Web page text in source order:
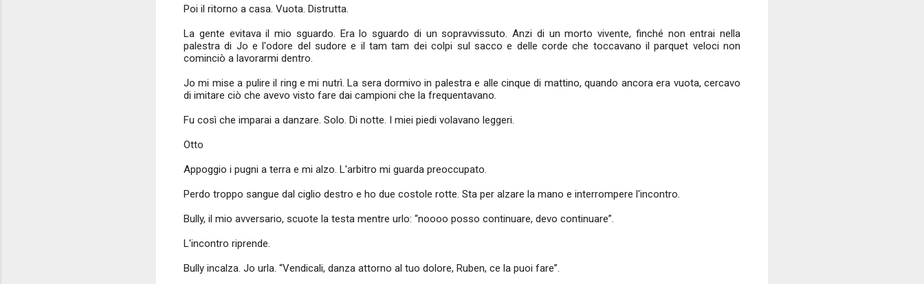
Poi il ritorno a casa. Vuota. Distrutta.
La gente evitava il mio sguardo. Era lo sguardo di un sopravvissuto. Anzi di un morto vivente, finché non entrai nella
palestra di Jo e l'odore del sudore e il tam tam dei colpi sul sacco e delle corde che toccavano il parquet veloci non
cominciò a lavorarmi dentro.
Jo mi mise a pulire il ring e mi nutrì. La sera dormivo in palestra e alle cinque di mattino, quando ancora era vuota, cercavo
di imitare ciò che avevo visto fare dai campioni che la frequentavano.
Fu così che imparai a danzare. Solo. Di notte. I miei piedi volavano leggeri.
Otto
Appoggio i pugni a terra e mi alzo. L'arbitro mi guarda preoccupato.
Perdo troppo sangue dal ciglio destro e ho due costole rotte. Sta per alzare la mano e interrompere l'incontro.
Bully, il mio avversario, scuote la testa mentre urlo: “noooo posso continuare, devo continuare”.
L'incontro riprende.
Bully incalza. Jo urla. “Vendicali, danza attorno al tuo dolore, Ruben, ce la puoi fare”.